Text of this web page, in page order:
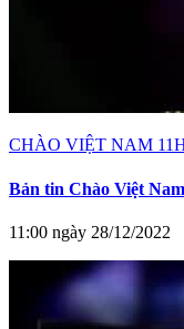
CHÀO VIỆT NAM
Bản tin Chào Việt
11:00 ngày 28/12/2022